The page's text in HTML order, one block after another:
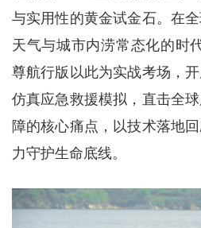
与实用性的黄金试金石。在
天气与城市内涝常态化的时
尊航行版以此为实战考场，
仿真应急救援模拟，直击全
障的核心痛点，以技术落地
力守护生命底线。